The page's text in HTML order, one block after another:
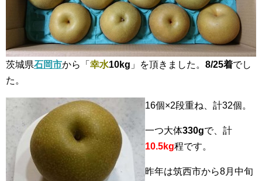
茨城県石岡市から「 幸水10kg 」を頂きました。 8/25着でし
た。
16個×2段重ね、計32個。
一つ大体330gで、計
10.5kg程です。
昨年は筑西市から8月中旬